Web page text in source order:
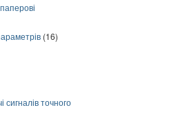
(16)
точного